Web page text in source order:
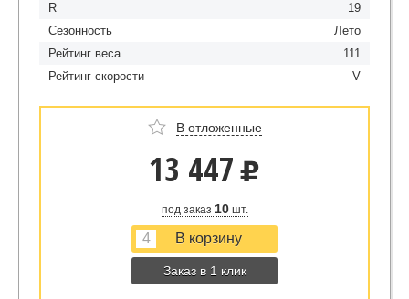
R
19
Сезонность
Лето
Рейтинг веса
111
Рейтинг скорости
V
В отложенные
13 447 u
под заказ 10шт.
Заказ в 1 клик